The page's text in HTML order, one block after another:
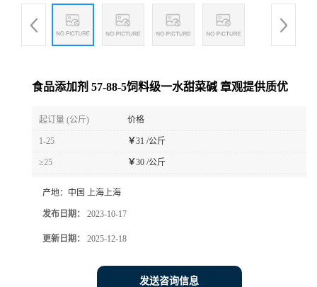
食品添加剂 57-88-5饲料级一水甜菜碱 章观提供质优
起订量 (公斤) 价格
1-25 ￥31 /公斤
≥25 ￥30 /公斤
产地： 中国 上海上海
发布日期： 2023-10-17
更新日期： 2025-12-18
发送咨询信息